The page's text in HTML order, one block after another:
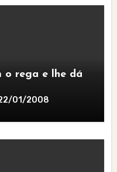
o rega e lhe dá
01/2008